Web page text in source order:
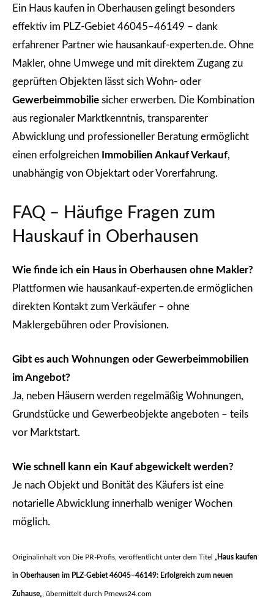
Ein Haus kaufen in Oberhausen gelingt besonders
effektiv im PLZ-Gebiet 46045–46149 – dank
erfahrener Partner wie hausankauf-experten.de. Ohne
Makler, ohne Umwege und mit direktem Zugang zu
geprüften Objekten lässt sich Wohn- oder
Gewerbeimmobilie sicher erwerben. Die Kombination
aus regionaler Marktkenntnis, transparenter
Abwicklung und professioneller Beratung ermöglicht
einen erfolgreichen Immobilien Ankauf Verkauf,
unabhängig von Objektart oder Vorerfahrung.
FAQ – Häufige Fragen zum
Hauskauf in Oberhausen
Wie finde ich ein Haus in Oberhausen ohne Makler?
Plattformen wie hausankauf-experten.de ermöglichen
direkten Kontakt zum Verkäufer – ohne
Maklergebühren oder Provisionen.
Gibt es auch Wohnungen oder Gewerbeimmobilien
im Angebot?
Ja, neben Häusern werden regelmäßig Wohnungen,
Grundstücke und Gewerbeobjekte angeboten – teils
vor Marktstart.
Wie schnell kann ein Kauf abgewickelt werden?
Je nach Objekt und Bonität des Käufers ist eine
notarielle Abwicklung innerhalb weniger Wochen
möglich.
Originalinhalt von Die PR-Profis, veröffentlicht unter dem Titel „Haus kaufen
in Oberhausen im PLZ-Gebiet 46045–46149: Erfolgreich zum neuen
Zuhause„, übermittelt durch Prnews24.com